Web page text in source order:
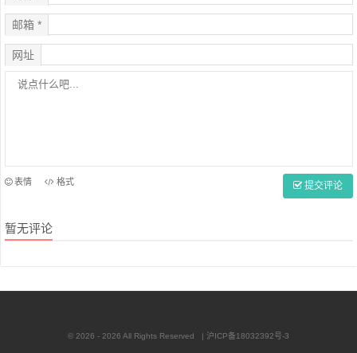
邮箱 *
网址
表情 格式 提交评论
暂无评论
© 2026 - 2026 All Rights Reserved | 沪ICP备18032392号-3